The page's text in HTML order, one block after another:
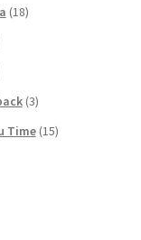
(18)
(3)
Time (15)